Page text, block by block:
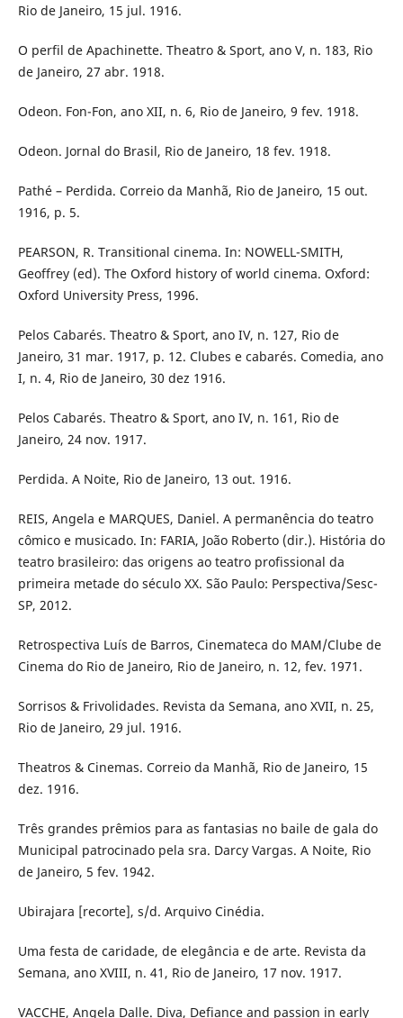
Rio de Janeiro, 15 jul. 1916.
O perfil de Apachinette. Theatro & Sport, ano V, n. 183, Rio
de Janeiro, 27 abr. 1918.
Odeon. Fon-Fon, ano XII, n. 6, Rio de Janeiro, 9 fev. 1918.
Odeon. Jornal do Brasil, Rio de Janeiro, 18 fev. 1918.
Pathé – Perdida. Correio da Manhã, Rio de Janeiro, 15 out.
1916, p. 5.
PEARSON, R. Transitional cinema. In: NOWELL-SMITH,
Geoffrey (ed). The Oxford history of world cinema. Oxford:
Oxford University Press, 1996.
Pelos Cabarés. Theatro & Sport, ano IV, n. 127, Rio de
Janeiro, 31 mar. 1917, p. 12. Clubes e cabarés. Comedia, ano
I, n. 4, Rio de Janeiro, 30 dez 1916.
Pelos Cabarés. Theatro & Sport, ano IV, n. 161, Rio de
Janeiro, 24 nov. 1917.
Perdida. A Noite, Rio de Janeiro, 13 out. 1916.
REIS, Angela e MARQUES, Daniel. A permanência do teatro
cômico e musicado. In: FARIA, João Roberto (dir.). História do
teatro brasileiro: das origens ao teatro profissional da
primeira metade do século XX. São Paulo: Perspectiva/Sesc-
SP, 2012.
Retrospectiva Luís de Barros, Cinemateca do MAM/Clube de
Cinema do Rio de Janeiro, Rio de Janeiro, n. 12, fev. 1971.
Sorrisos & Frivolidades. Revista da Semana, ano XVII, n. 25,
Rio de Janeiro, 29 jul. 1916.
Theatros & Cinemas. Correio da Manhã, Rio de Janeiro, 15
dez. 1916.
Três grandes prêmios para as fantasias no baile de gala do
Municipal patrocinado pela sra. Darcy Vargas. A Noite, Rio
de Janeiro, 5 fev. 1942.
Ubirajara [recorte], s/d. Arquivo Cinédia.
Uma festa de caridade, de elegância e de arte. Revista da
Semana, ano XVIII, n. 41, Rio de Janeiro, 17 nov. 1917.
VACCHE, Angela Dalle. Diva, Defiance and passion in early